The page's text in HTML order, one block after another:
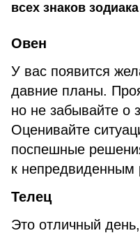
всех знаков
Овен
У вас появится
давние планы.
но не забывайте о
Оценивайте
поспешные
к непредвиденным
Телец
Это отличный